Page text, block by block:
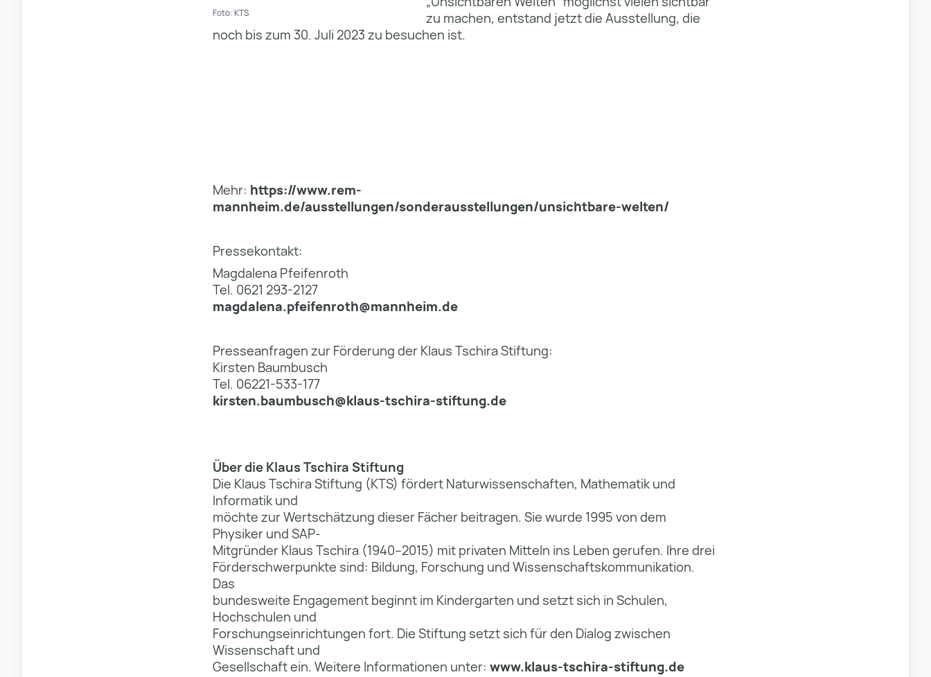
Foto: KTS
zu machen, entstand jetzt die Ausstellung, die
noch bis zum 30. Juli 2023 zu besuchen ist.
Mehr: https://www.rem-
mannheim.de/ausstellungen/sonderausstellungen/unsichtbare-welten/
Pressekontakt:
Magdalena Pfeifenroth
Tel. 0621 293-2127
magdalena.pfeifenroth@mannheim.de
Presseanfragen zur Förderung der Klaus Tschira Stiftung:
Kirsten Baumbusch
Tel. 06221-533-177
kirsten.baumbusch@klaus-tschira-stiftung.de
Über die Klaus Tschira Stiftung
Die Klaus Tschira Stiftung (KTS) fördert Naturwissenschaften, Mathematik und
Informatik und
möchte zur Wertschätzung dieser Fächer beitragen. Sie wurde 1995 von dem
Physiker und SAP-
Mitgründer Klaus Tschira (1940–2015) mit privaten Mitteln ins Leben gerufen. Ihre drei
Förderschwerpunkte sind: Bildung, Forschung und Wissenschaftskommunikation.
Das
bundesweite Engagement beginnt im Kindergarten und setzt sich in Schulen,
Hochschulen und
Forschungseinrichtungen fort. Die Stiftung setzt sich für den Dialog zwischen
Wissenschaft und
Gesellschaft ein. Weitere Informationen unter: www.klaus-tschira-stiftung.de